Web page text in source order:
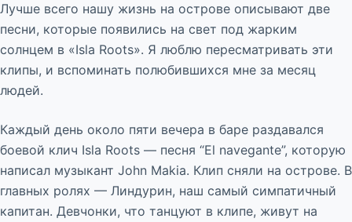
Лучше всего нашу жизнь на острове описывают две
песни, которые появились на свет под жарким
солнцем в «Isla Roots». Я люблю пересматривать эти
клипы, и вспоминать полюбившихся мне за месяц
людей.
Каждый день около пяти вечера в баре раздавался
боевой клич Isla Roots — песня “El navegante”, которую
написал музыкант John Makia. Клип сняли на острове. В
главных ролях — Линдурин, наш самый симпатичный
капитан. Девчонки, что танцуют в клипе, живут на